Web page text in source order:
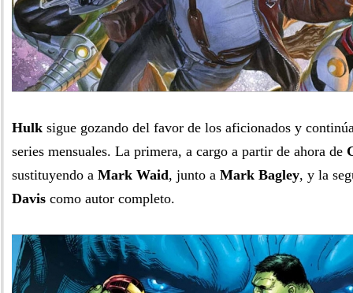
Hulk sigue gozando del favor de los aficionados y
series mensuales. La primera, a cargo a partir de ahora de
sustituyendo a Mark Waid, junto a Mark Bagley, y la
Davis como autor completo.